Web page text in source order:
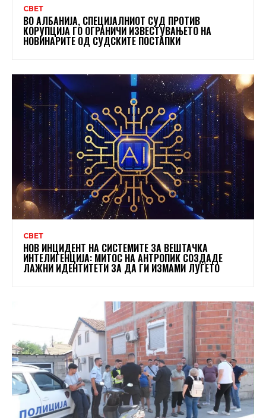
СВЕТ
ВО АЛБАНИЈА, СПЕЦИЈАЛНИОТ СУД ПРОТИВ
КОРУПЦИЈА ГО ОГРАНИЧИ ИЗВЕСТУВАЊЕТО НА
НОВИНАРИТЕ ОД СУДСКИТЕ ПОСТАПКИ
СВЕТ
НОВ ИНЦИДЕНТ НА СИСТЕМИТЕ ЗА ВЕШТАЧКА
ИНТЕЛИГЕНЦИЈА: МИТОС НА АНТРОПИК СОЗДАДЕ
ЛАЖНИ ИДЕНТИТЕТИ ЗА ДА ГИ ИЗМАМИ ЛУЃЕТО